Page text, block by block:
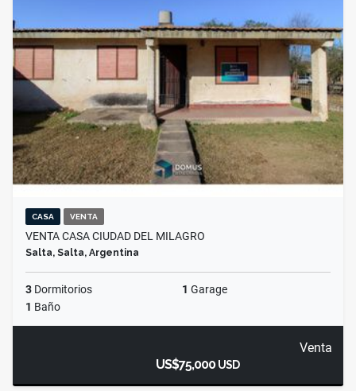
CASA VENTA
VENTA CASA CIUDAD DEL MILAGRO
Salta, Salta, Argentina
3 Dormitorios 1 Garage
1 Baño
Venta
US$75,000USD